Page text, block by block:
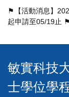
⚑【活動消息】
起申請至05/19止 ⚑
敏實科技
士學位學